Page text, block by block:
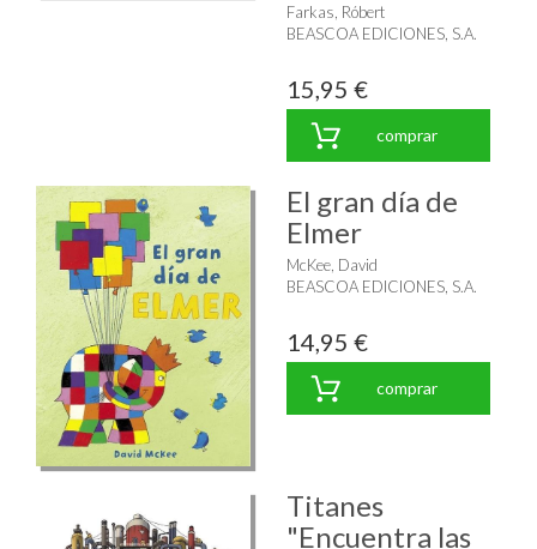
Farkas, Róbert
BEASCOA EDICIONES, S.A.
15,95 €
comprar
El gran día de
Elmer
McKee, David
BEASCOA EDICIONES, S.A.
14,95 €
comprar
Titanes
"Encuentra las